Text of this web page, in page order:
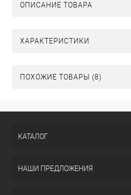
ОПИСАНИЕ ТОВАРА
ХАРАКТЕРИСТИКИ
ПОХОЖИЕ ТОВАРЫ (8)
КАТАЛОГ
НАШИ ПРЕДЛОЖЕНИЯ